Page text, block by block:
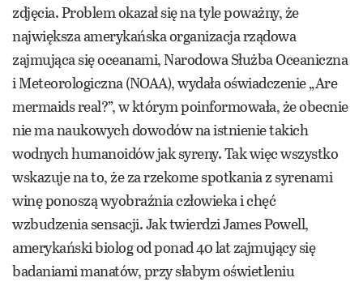
zdjęcia. Problem okazał się na tyle poważny, że
największa amerykańska organizacja rządowa
zajmująca się oceanami, Narodowa Służba Oceaniczna
i Meteorologiczna (NOAA), wydała oświadczenie „Are
mermaids real?”, w którym poinformowała, że obecnie
nie ma naukowych dowodów na istnienie takich
wodnych humanoidów jak syreny. Tak więc wszystko
wskazuje na to, że za rzekome spotkania z syrenami
winę ponoszą wyobraźnia człowieka i chęć
wzbudzenia sensacji. Jak twierdzi James Powell,
amerykański biolog od ponad 40 lat zajmujący się
badaniami manatów, przy słabym oświetleniu